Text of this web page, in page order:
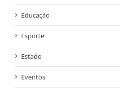
Educação
Esporte
Estado
Eventos